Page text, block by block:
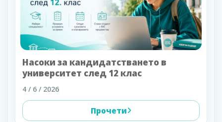
Насоки за кандидатстването в
университет след 12 клас
4 / 6 / 2026
Прочети